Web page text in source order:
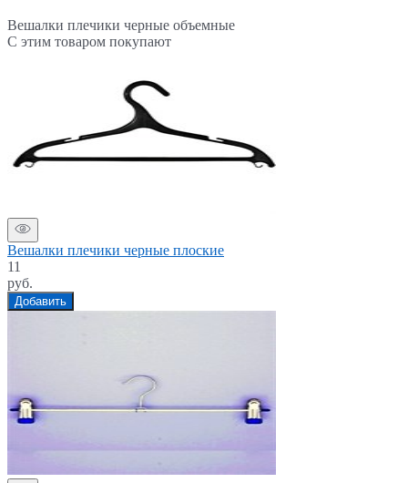
Вешалки плечики черные объемные
С этим товаром покупают
Вешалки плечики черные плоские
11
руб.
Добавить